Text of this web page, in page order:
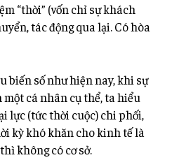
“thời” (vốn chỉ sự khách
tác động qua lại. Có hòa
biến số như hiện nay, khi sự
cá nhân cụ thể, ta hiểu
lực (tức thời cuộc) chi phối,
kỳ khó khăn cho kinh tế là
không có cơ sở.